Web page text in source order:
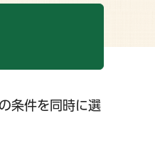
条件を同時に選